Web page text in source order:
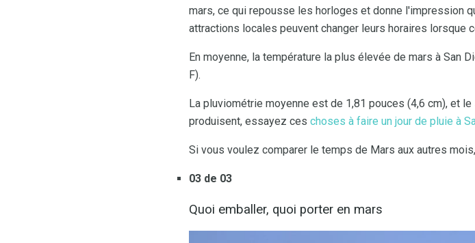
mars, ce qui repousse les horloges et donne l'impression
attractions locales peuvent changer leurs horaires lorsque
En moyenne, la température la plus élevée de mars à San
F).
La pluviométrie moyenne est de 1,81 pouces (4,6 cm), et
produisent, essayez ces choses à faire un jour de pluie à
Si vous voulez comparer le temps de Mars aux autres mois,
03 de 03
Quoi emballer, quoi porter en mars